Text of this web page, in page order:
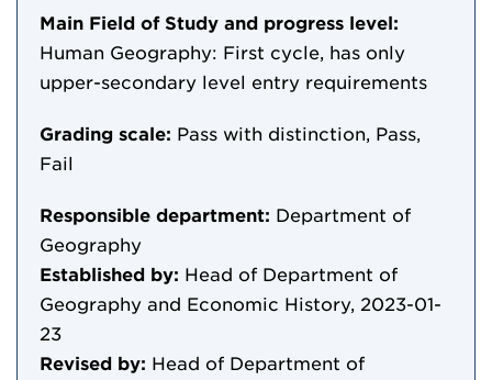
Main Field of Study and progress level:
Human Geography: First cycle, has only
upper-secondary level entry requirements
Grading scale: Pass with distinction, Pass,
Fail
Responsible department: Department of
Geography
Established by: Head of Department of
Geography and Economic History, 2023-01-
23
Revised by: Head of Department of